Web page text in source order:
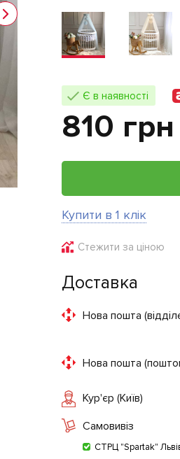
Є в наявності
810 грн
Купити в 1 клік
Стежити за ціною
Доставка
Нова пошта
Нова пошта
Кур'єр (Київ)
Самовивіз
СТРЦ "Spartak"